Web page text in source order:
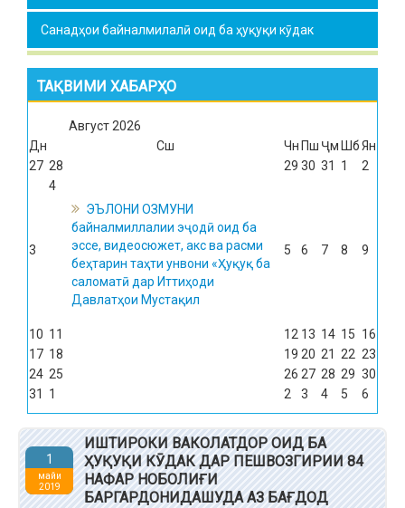
Санадҳои байналмилалӣ оид ба ҳуқуқи кӯдак
ТАҚВИМИ ХАБАРҲО
Август2026
Дн
Сш Чн Пш Ҷм ШбЯн
27 28 29 30 31 1 2
3
4
ЭЪЛОНИ ОЗМУНИ
байналмиллалии эҷодӣ оид ба
эссе, видеосюжет, акс ва расми
беҳтарин таҳти унвони «Ҳуқуқ ба
саломатӣ дар Иттиҳоди
Давлатҳои Мустақил
5 6 7 8 9
10 11 12 13 14 15 16
17 18 19 20 21 22 23
24 25 26 27 28 29 30
31
1 2 3 4 5 6
1
майи
2019
ИШТИРОКИ ВАКОЛАТДОР ОИД БА
ҲУҚУҚИ КӮДАК ДАР ПЕШВОЗГИРИИ 84
НАФАР НОБОЛИҒИ
БАРГАРДОНИДАШУДА АЗ БАҒДОД